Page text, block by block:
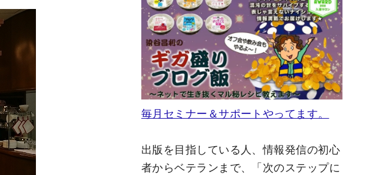
毎月セミナー＆サポートやってます。
出版を目指している人、情報発信の初心
者からベテランまで、「次のステップに